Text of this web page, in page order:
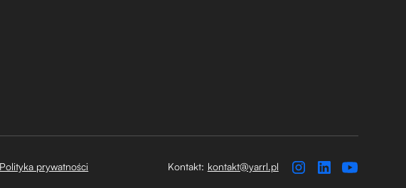
Polityka prywatności Kontakt: kontakt@yarrl.pl